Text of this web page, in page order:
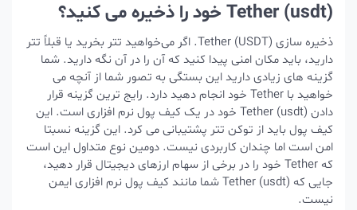
Tether (usdt) خود را ذخیره می کنید؟
ذخیره سازی Tether (USDT). اگر می‌خواهید تتر بخرید یا قبلاً تتر
دارید، باید مکان امنی پیدا کنید که آن را در آن نگه دارید. شما
گزینه های زیادی دارید این بستگی به تصور شما از آنچه می
خواهید با Tether خود انجام دهید دارد. رایج ترین گزینه قرار
دادن Tether (usdt) خود در یک کیف پول نرم افزاری است. این
کیف پول باید از توکن تتر پشتیبانی می کرد. این گزینه نسبتا
امن است اما چندان کاربردی نیست. دومین نوع متداول این است
که Tether خود را در برخی از سهام ارزهای دیجیتال قرار دهید،
جایی که Tether (usdt) شما مانند کیف پول نرم افزاری ایمن
نیست.